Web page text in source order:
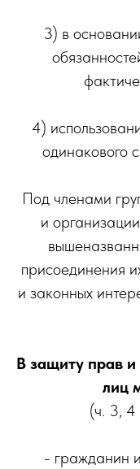
3) в
4)
одинакового
Под членами
и
присоединения
и законных
В защиту прав
лиц
(ч. 3,
- гражданин